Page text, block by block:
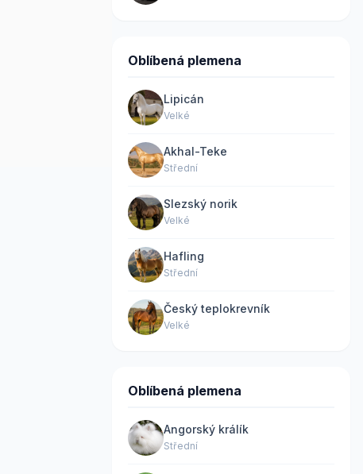
Oblíbená plemena
Lipicán
Velké
Akhal-Teke
Střední
Slezský norik
Velké
Hafling
Střední
Český teplokrevník
Velké
Oblíbená plemena
Angorský králík
Střední